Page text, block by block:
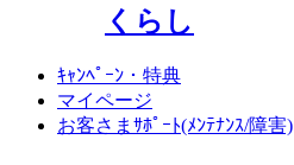
くらし
ｷｬﾝﾍﾟｰﾝ・特典
マイページ
お客さまｻﾎﾟｰﾄ(ﾒﾝﾃﾅﾝｽ/障害)